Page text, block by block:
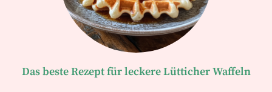
Das beste Rezept für leckere Lütticher Waffeln